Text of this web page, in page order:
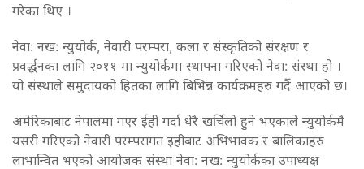
गरेका थिए ।
नेवा: नख: न्युयोर्क, नेवारी परम्परा, कला र संस्कृतिको संरक्षण र
प्रवर्द्धनका लागि २०११ मा न्युयोर्कमा स्थापना गरिएको नेवा: संस्था हो ।
यो संस्थाले समुदायको हितका लागि बिभिन्न कार्यक्रमहरु गर्दै आएको छ।
अमेरिकाबाट नेपालमा गएर ईही गर्दा धेरै खर्चिलो हुने भएकाले न्युयोर्कमै
यसरी गरिएको नेवारी परम्परागत इहीबाट अभिभावक र बालिकाहरु
लाभान्वित भएको आयोजक संस्था नेवा: नख: न्युयोर्कका उपाध्यक्ष